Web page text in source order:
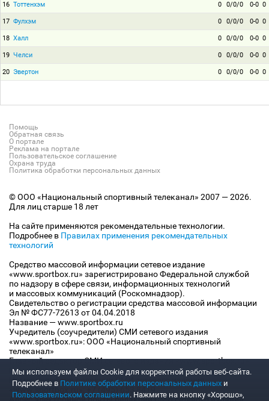
16 Тоттенхэм 0 0/0/0 0-0 0
17 Фулхэм 0 0/0/0 0-0 0
18 Халл 0 0/0/0 0-0 0
19 Челси 0 0/0/0 0-0 0
20 Эвертон 0 0/0/0 0-0 0
Помощь
Обратная связь
О портале
Реклама на портале
Пользовательское соглашение
Охрана труда
Политика обработки персональных данных
© ООО «Национальный спортивный телеканал» 2007 — 2026.
Для лиц старше 18 лет
На сайте применяются рекомендательные технологии.
Подробнее в Правилах применения рекомендательных
технологий
Средство массовой информации сетевое издание
«www.sportbox.ru» зарегистрировано Федеральной службой
по надзору в сфере связи, информационных технологий
и массовых коммуникаций (Роскомнадзор).
Свидетельство о регистрации средства массовой информации
Эл № ФС77-72613 от 04.04.2018
Название — www.sportbox.ru
Учредитель (соучредители) СМИ сетевого издания
«www.sportbox.ru»: ООО «Национальный спортивный
телеканал»
Главный редактор СМИ сетевого издания «www.sportbox.ru»:
Конов В.А.
Номер телефона редакции СМИ сетевого издания
«www.sportbox.ru»: +7 (495) 653 8419
Мы используем файлы Сookie для корректной работы веб-сайта.
Подробнее в Политике обработки персональных данных и
Пользовательском соглашении. Нажмите на кнопку «Хорошо»,